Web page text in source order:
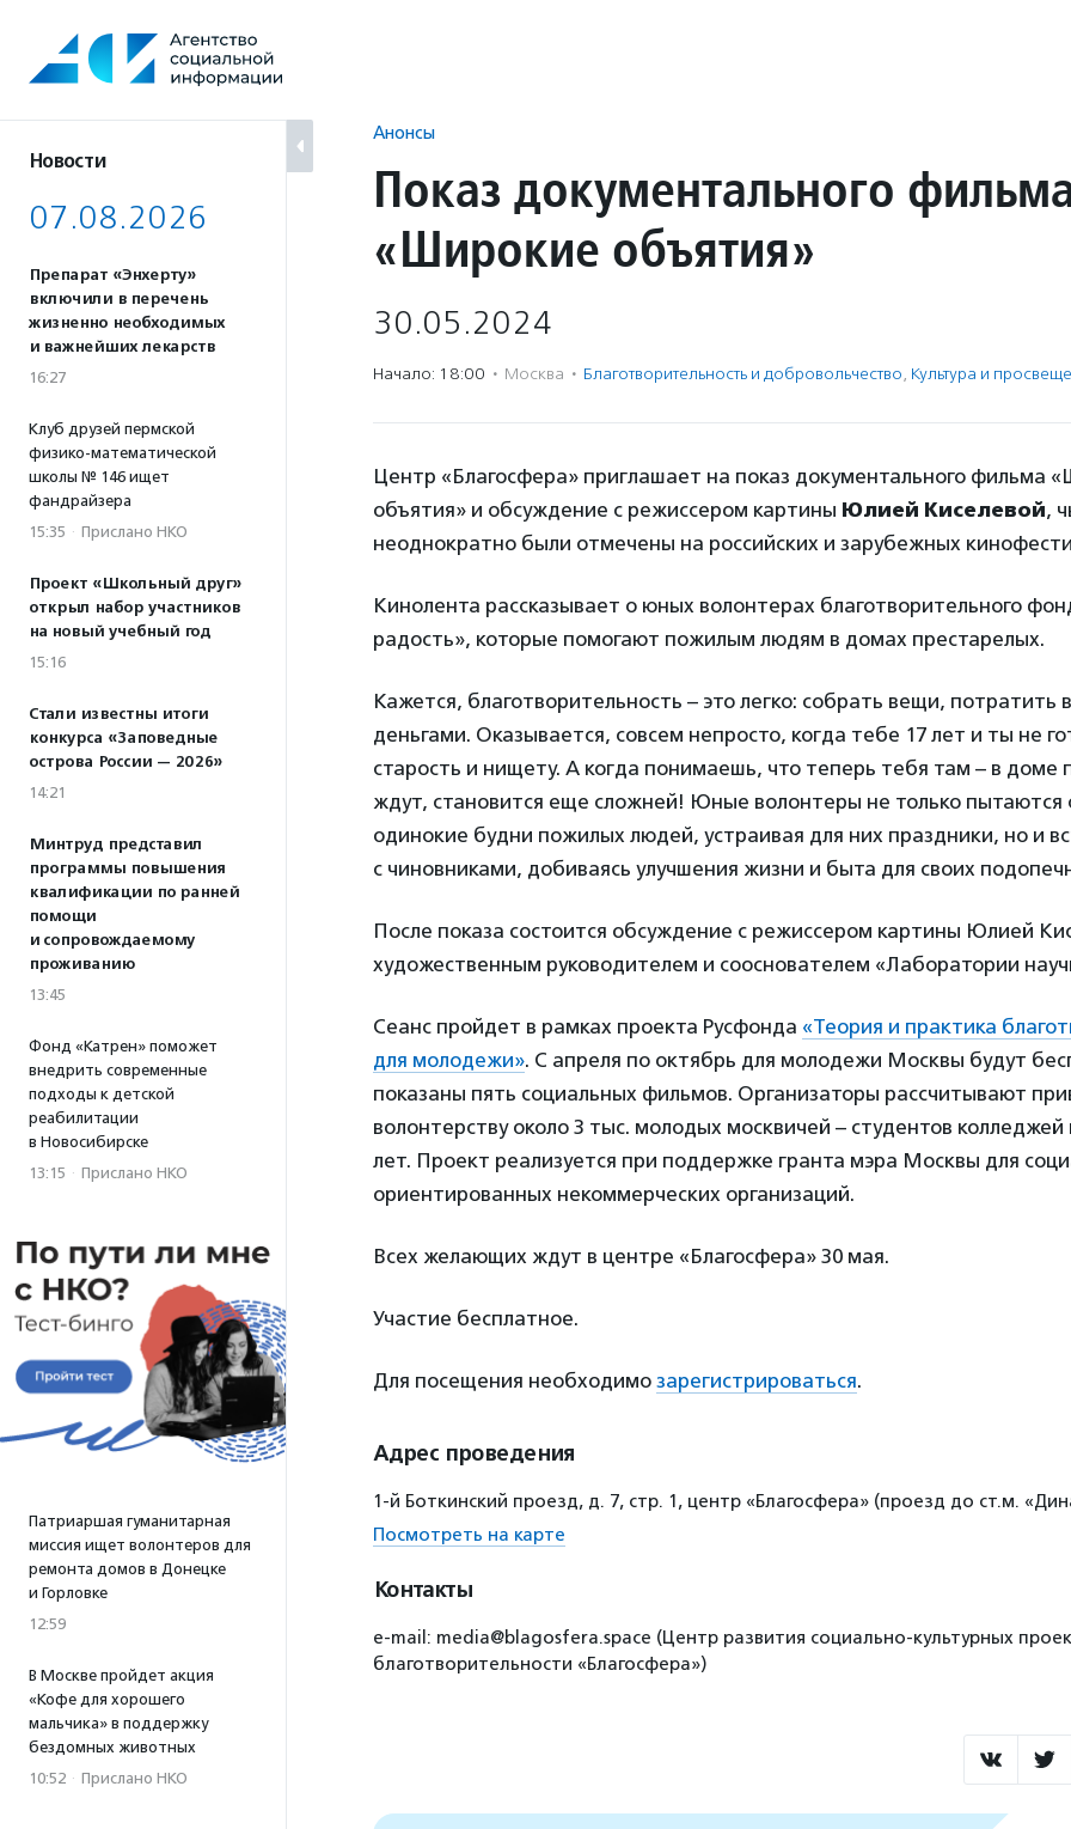
содержанию
Новости
07.08.2026
Препарат «Энхерту»
включили в перечень
жизненно необходимых
и важнейших лекарств
16:27
Клуб друзей пермской
физико-математической
школы № 146 ищет
фандрайзера
15:35 · Прислано НКО
Проект «Школьный друг»
открыл набор участников
на новый учебный год
15:16
Стали известны итоги
конкурса «Заповедные
острова России — 2026»
14:21
Минтруд представил
программы повышения
квалификации по ранней
помощи
и сопровождаемому
проживанию
13:45
Фонд «Катрен» поможет
внедрить современные
подходы к детской
реабилитации
в Новосибирске
13:15 · Прислано НКО
Патриаршая гуманитарная
миссия ищет волонтеров для
ремонта домов в Донецке
и Горловке
12:59
В Москве пройдет акция
«Кофе для хорошего
мальчика» в поддержку
бездомных животных
10:52 · Прислано НКО
Анонсы
Показ документального
«Широкие объятия»
30.05.2024
Начало: 18:00 · Москва · Благотвори­тель­ность и доброволь­чест­во, Культура и
Центр «Благосфера» приглашает на показ документального фильма
объятия» и обсуждение с режиссером картины Юлией Киселевой,
неоднократно были отмечены на российских и зарубежных
Кинолента рассказывает о юных волонтерах благотворительного
радость», которые помогают пожилым людям в домах престарелых.
Кажется, благотворительность – это легко: собрать вещи, потратить
деньгами. Оказывается, совсем непросто, когда тебе 17 лет и ты не
старость и нищету. А когда понимаешь, что теперь тебя там – в
ждут, становится еще сложней! Юные волонтеры не только пытаются
одинокие будни пожилых людей, устраивая для них праздники, но и
с чиновниками, добиваясь улучшения жизни и быта для своих
После показа состоится обсуждение с режиссером картины Юлией
художественным руководителем и сооснователем «Лаборатории
Сеанс пройдет в рамках проекта Русфонда «Теория и практика
для молодежи». С апреля по октябрь для молодежи Москвы будут
показаны пять социальных фильмов. Организаторы рассчитывают
волонтерству около 3 тыс. молодых москвичей – студентов колледжей
лет. Проект реализуется при поддержке гранта мэра Москвы для
ориентированных некоммерческих организаций.
Всех желающих ждут в центре «Благосфера» 30 мая.
Участие бесплатное.
Для посещения необходимо зарегистрироваться.
Адрес проведения
1-й Боткинский проезд, д. 7, стр. 1, центр «Благосфера» (проезд до ст.м.
Посмотреть на карте
Контакты
e-mail: media@blagosfera.space (Центр развития социально-культурных
благотворительности «Благосфера»)